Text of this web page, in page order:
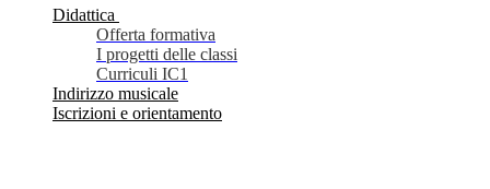
Didattica
Offerta formativa
I progetti delle classi
Curriculi IC1
Indirizzo musicale
Iscrizioni e orientamento